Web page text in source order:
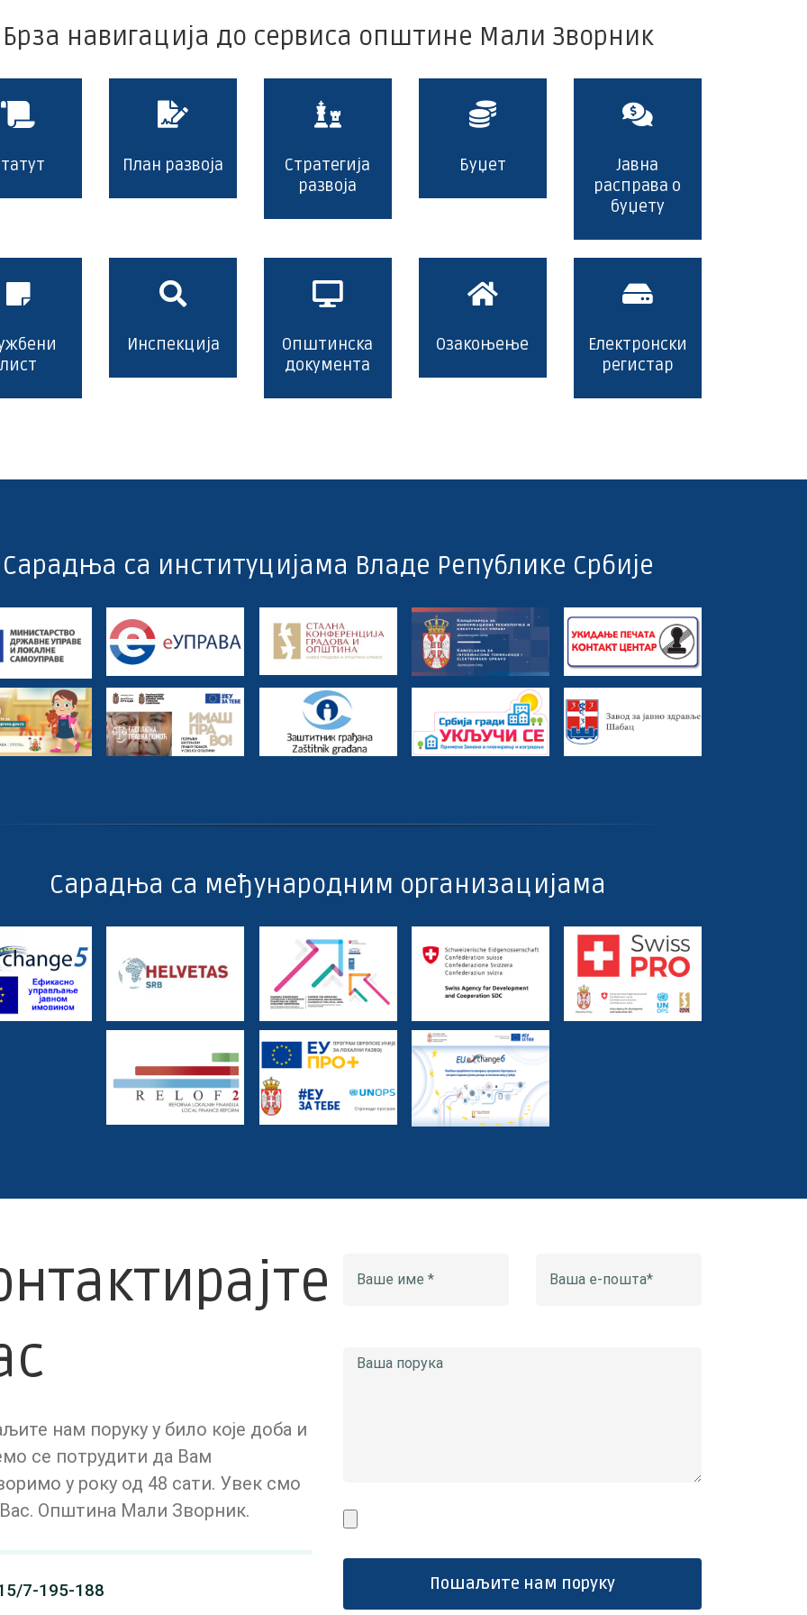
иновација
система
Брза навигација до сервиса општине Мали Зворник
План развоја
Стратегија
развоја
Буџет
Јавна
расправа о
буџету
лист
Инспекција
Општинска
документа
Озакоњење
Електронски
регистар
Сарадња са институцијама Владе Републике Србије
Сарадња са међународним организацијама
нам поруку у било које доба и
се потрудити да Вам
у року од 48 сати. Увек смо
Вас. Општина Мали Зворник.
7-195-188